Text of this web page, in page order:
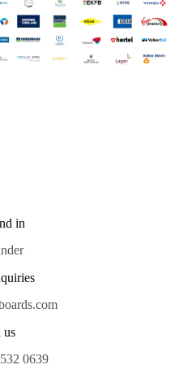
in
us
0639